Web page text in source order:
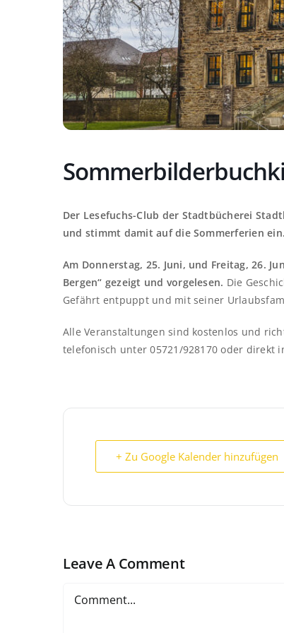
Der Lesefuchs-Club der Stadtbücherei
und stimmt damit auf die Sommerferien ein.
Am Donnerstag, 25. Juni, und Freitag, 26.
Bergen“ gezeigt und vorgelesen. Die
Gefährt entpuppt und mit seiner
Alle Veranstaltungen sind kostenlos und
telefonisch unter 05721/928170 oder direkt
+ Zu Google Kalender hinzufügen
Leave A Comment